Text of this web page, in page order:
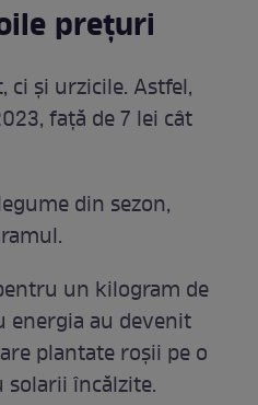
prețuri
și urzicile. Astfel,
față de 7 lei cât
din sezon,
un kilogram de
energia au devenit
plantate roșii pe o
încălzite.